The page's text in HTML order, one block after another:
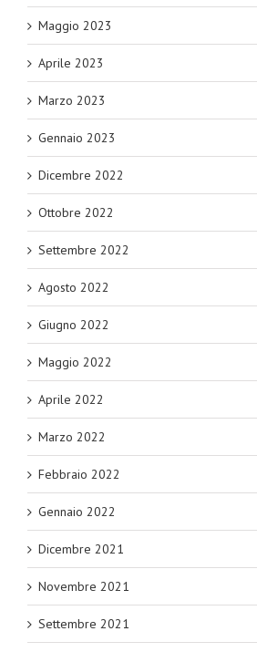
Maggio 2023
Aprile 2023
Marzo 2023
Gennaio 2023
Dicembre 2022
Ottobre 2022
Settembre 2022
Agosto 2022
Giugno 2022
Maggio 2022
Aprile 2022
Marzo 2022
Febbraio 2022
Gennaio 2022
Dicembre 2021
Novembre 2021
Settembre 2021